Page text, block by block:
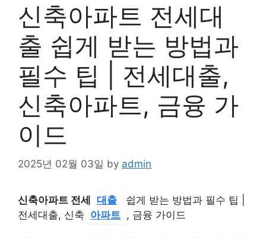
신축아파트 전세대
출 쉽게 받는 방법과
필수 팁 | 전세대출,
신축아파트, 금융 가
이드
2025년 02월 03일 by admin
신축아파트 전세 대출
쉽게 받는 방법과 필수 팁 |
전세대출, 신축 아파트 , 금융 가이드